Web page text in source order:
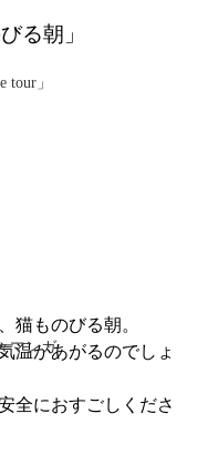
tour」
マンガ
る朝」
猫ものびる朝。
温があがるのでしょ
全におすごしくださ